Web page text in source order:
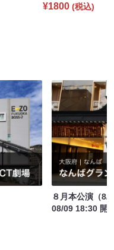
¥1800 (税込)
８月本公演（8/
08/09 18:30 開